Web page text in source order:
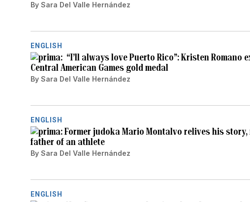
By Sara Del Valle Hernández
ENGLISH
“I’ll always love Puerto Rico”: Kristen
Central American Games gold medal
By Sara Del Valle Hernández
ENGLISH
Former judoka Mario Montalvo relives his
father of an athlete
By Sara Del Valle Hernández
ENGLISH